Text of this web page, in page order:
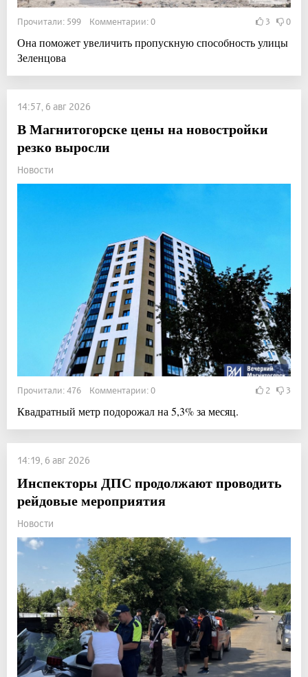
Прочитали: 599 Комментарии: 0 3 0
Она поможет увеличить пропускную способность улицы
Зеленцова
14:57, 6 авг 2026
В Магнитогорске цены на новостройки
резко выросли
Новости
Прочитали: 476 Комментарии: 0 2 3
Квадратный метр подорожал на 5,3% за месяц.
14:19, 6 авг 2026
Инспекторы ДПС продолжают проводить
рейдовые мероприятия
Новости